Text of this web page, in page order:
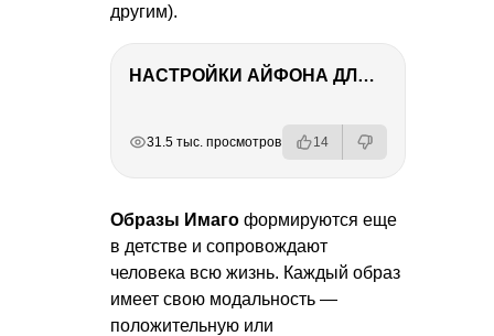
другим).
НАСТРОЙКИ АЙФОНА ДЛЯ ФОТО И ВИДЕО
31.5 тыс. просмотров 14
Образы Имаго формируются еще
в детстве и сопровождают
человека всю жизнь. Каждый образ
имеет свою модальность —
положительную или